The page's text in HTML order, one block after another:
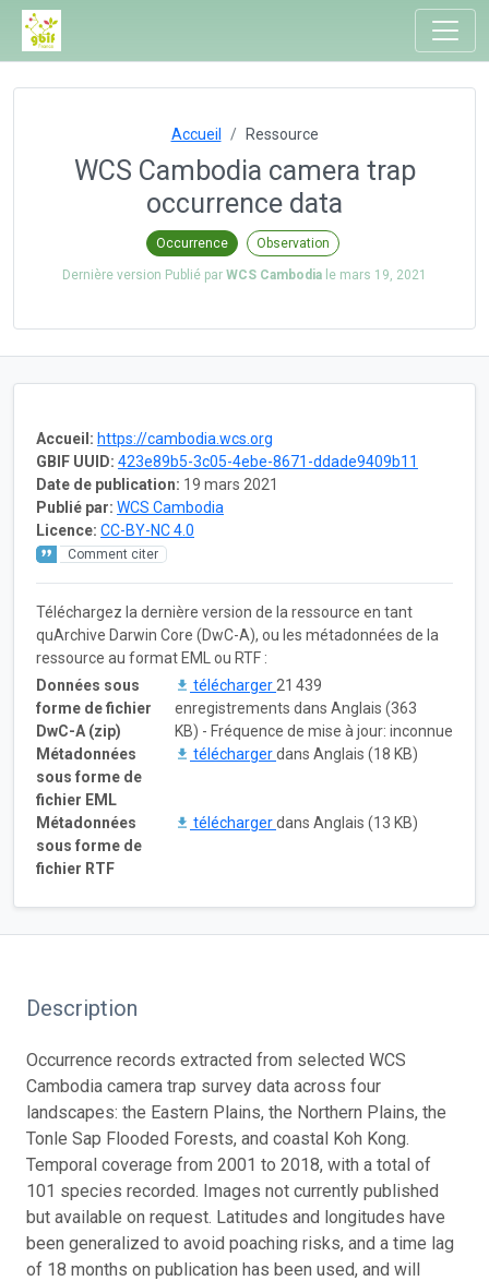
Accueil Ressource
WCS Cambodia camera trap
occurrence data
Occurrence Observation
Dernière version Publié par WCS Cambodia le mars 19, 2021
Accueil: https://cambodia.wcs.org
GBIF UUID: 423e89b5-3c05-4ebe-8671-ddade9409b11
Date de publication: 19 mars 2021
Publié par: WCS Cambodia
Licence: CC-BY-NC 4.0
Comment citer
Téléchargez la dernière version de la ressource en tant
quArchive Darwin Core (DwC-A), ou les métadonnées de la
ressource au format EML ou RTF :
Données sous
forme de fichier
DwC-A (zip)
télécharger 21 439
enregistrements dans Anglais (363
KB) - Fréquence de mise à jour: inconnue
Métadonnées
sous forme de
fichier EML
téléchargerdans Anglais (18 KB)
Métadonnées
sous forme de
fichier RTF
téléchargerdans Anglais (13 KB)
Description
Occurrence records extracted from selected WCS
Cambodia camera trap survey data across four
landscapes: the Eastern Plains, the Northern Plains, the
Tonle Sap Flooded Forests, and coastal Koh Kong.
Temporal coverage from 2001 to 2018, with a total of
101 species recorded. Images not currently published
but available on request. Latitudes and longitudes have
been generalized to avoid poaching risks, and a time lag
of 18 months on publication has been used, and will